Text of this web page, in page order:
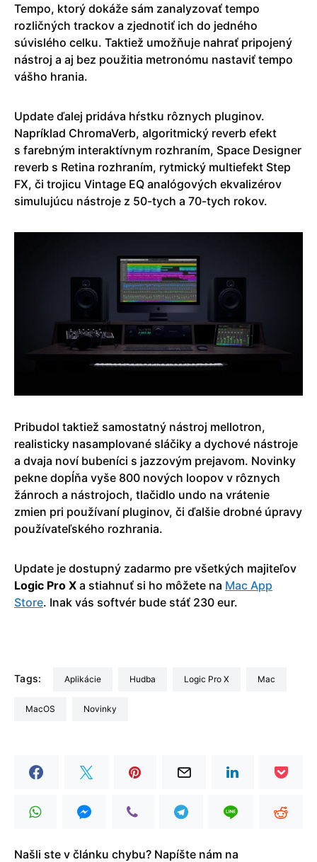
Tempo, ktorý dokáže sám zanalyzovať tempo
rozličných trackov a zjednotiť ich do jedného
súvislého celku. Taktiež umožňuje nahrať pripojený
nástroj a aj bez použitia metronómu nastaviť tempo
vášho hrania.
Update ďalej pridáva hŕstku rôznych pluginov.
Napríklad ChromaVerb, algoritmický reverb efekt
s farebným interaktívnym rozhraním, Space Designer
reverb s Retina rozhraním, rytmický multiefekt Step
FX, či trojicu Vintage EQ analógových ekvalizérov
simulujúcu nástroje z 50-tych a 70-tych rokov.
Pribudol taktiež samostatný nástroj mellotron,
realisticky nasamplované sláčiky a dychové nástroje
a dvaja noví bubeníci s jazzovým prejavom. Novinky
pekne dopĺňa vyše 800 nových loopov v rôznych
žánroch a nástrojoch, tlačidlo undo na vrátenie
zmien pri používaní pluginov, či ďalšie drobné úpravy
používateľského rozhrania.
Update je dostupný zadarmo pre všetkých majiteľov
Logic Pro X a stiahnuť si ho môžete na Mac App
Store. Inak vás softvér bude stáť 230 eur.
Tags: Aplikácie hudba Logic Pro X Mac
macOS Novinky
Našli ste v článku chybu? Napíšte nám na